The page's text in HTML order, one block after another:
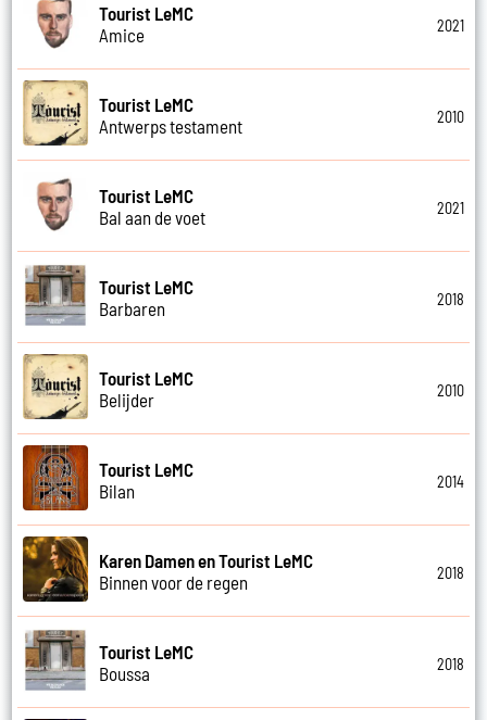
Tourist LeMC
Amice
2021
Tourist LeMC
Antwerps testament
2010
Tourist LeMC
Bal aan de voet
2021
Tourist LeMC
Barbaren
2018
Tourist LeMC
Belijder
2010
Tourist LeMC
Bilan
2014
Karen Damen en Tourist LeMC
Binnen voor de regen
2018
Tourist LeMC
Boussa
2018